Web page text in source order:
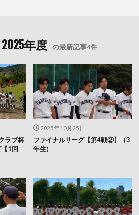
年度 の最新記事4件
ラブ杯
1回
2025年10月25日
ファイナルリーグ【第4戦②】（3
年生）